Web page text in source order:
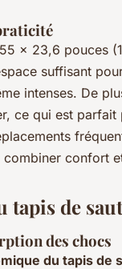
x 23,6 pouces
suffisant
intenses. De
ce qui est parfait
confort
tapis de
des chocs
du tapis de